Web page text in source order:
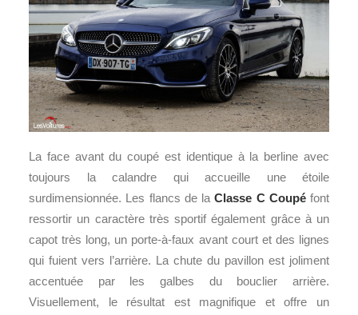
La face avant du coupé est identique à la berline avec
toujours la calandre qui accueille une étoile
surdimensionnée. Les flancs de laClasse C Coupéfont
ressortir un caractère très sportif également grâce à un
capot très long, un porte-à-faux avant court et des lignes
qui fuient vers l’arrière. La chute du pavillon est joliment
accentuée par les galbes du bouclier arrière.
Visuellement, le résultat est magnifique et offre un